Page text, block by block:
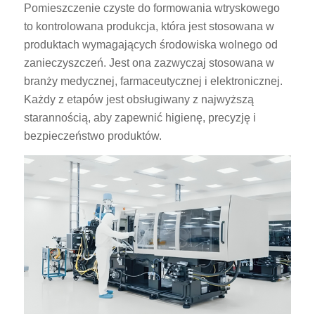
Pomieszczenie czyste do formowania wtryskowego
to kontrolowana produkcja, która jest stosowana w
produktach wymagających środowiska wolnego od
zanieczyszczeń. Jest ona zazwyczaj stosowana w
branży medycznej, farmaceutycznej i elektronicznej.
Każdy z etapów jest obsługiwany z najwyższą
starannością, aby zapewnić higienę, precyzję i
bezpieczeństwo produktów.